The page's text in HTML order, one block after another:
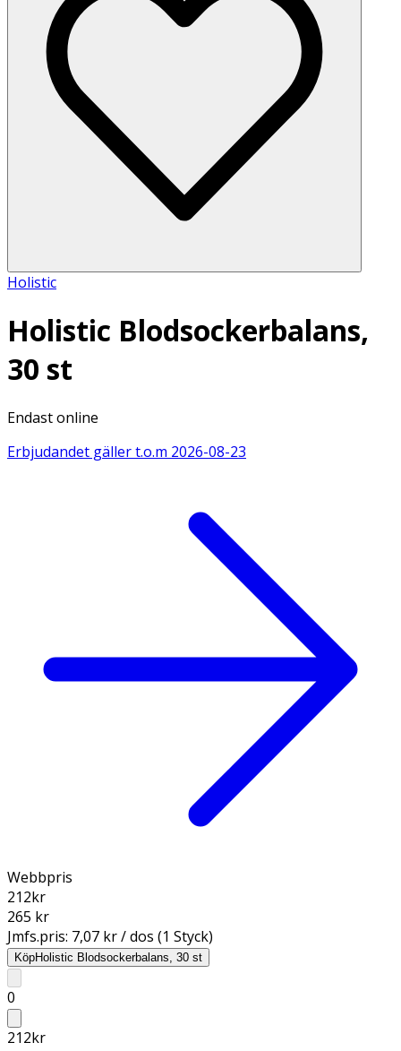
Holistic
Holistic Blodsockerbalans,
30 st
Endast online
Erbjudandet gäller t.o.m 2026-08-23
Webbpris
212kr
265 kr
Jmfs.pris: 7,07 kr / dos (1 Styck)
KöpHolistic Blodsockerbalans, 30 st
0
212kr